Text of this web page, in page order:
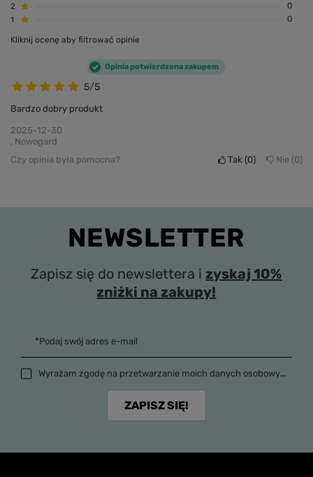
2
0
1
0
Kliknij ocenę aby filtrować opinie
5/5
Opinia potwierdzona zakupem
Bardzo dobry produkt
2025-12-30
, Nowogard
Czy opinia była pomocna?
Tak 0 Nie 0
NEWSLETTER
Zapisz się do newslettera i zyskaj 10%
zniżki na zakupy!
*Podaj swój adres e-mail
Wyrażam zgodę na przetwarzanie moich danych osobowych (adres e-mail) na potrzeby wysyłki newslettera z informacją handlową (marketing). Więcej w
ZAPISZ SIĘ!